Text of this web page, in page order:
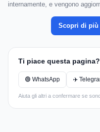
internamente, e vengono
Scopri di più
Ti piace questa
🟢 WhatsApp ✈️
Aiuta gli altri a confermare se